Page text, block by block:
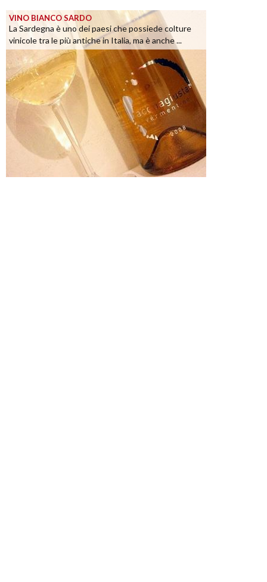
VINO BIANCO SARDO
La Sardegna è uno dei paesi che possiede colture
vinicole tra le più antiche in Italia, ma è anche ...